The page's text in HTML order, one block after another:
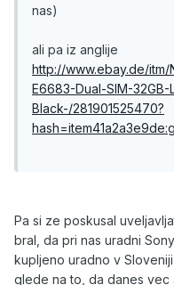
nas)
ali pa iz anglije
http://www.ebay.de/itm/
E6683-Dual-SIM-32GB-
Black-/281901525470?
Pa si ze poskusal
bral, da pri nas uradni
kupljeno uradno v
glede na to, da danes vec